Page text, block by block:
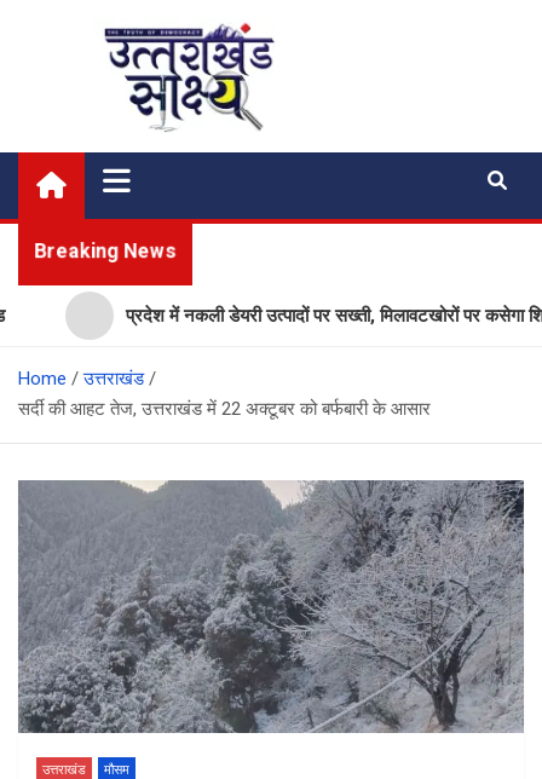
Uttarakhand Shakshya
My News Portal
Breaking News
प्रदेश में नकली डेयरी उत्पादों पर सख्ती, मिलावटखोरों पर कसेगा
Home
उत्तराखंड
सर्दी की आहट तेज, उत्तराखंड में 22 अक्टूबर को बर्फबारी के आसार
उत्तराखंड मौसम